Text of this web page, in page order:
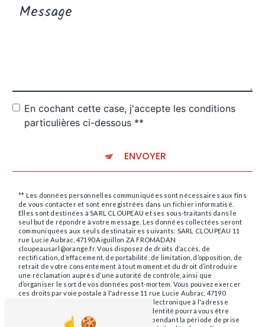
En cochant cette case, j'accepte les conditions
particulières ci-dessous **
ENVOYER
** Les données personnelles communiquées sont nécessaires aux fins
de vous contacter et sont enregistrées dans un fichier informatisé.
Elles sont destinées à SARL CLOUPEAU et ses sous-traitants dans le
seul but de répondre à votre message. Les données collectées seront
communiquées aux seuls destinataires suivants: SARL CLOUPEAU 11
rue Lucie Aubrac, 47190 Aiguillon ZA FROMADAN
cloupeausarl@orange.fr. Vous disposez de droits d’accès, de
rectification, d’effacement, de portabilité, de limitation, d’opposition, de
retrait de votre consentement à tout moment et du droit d’introduire
une réclamation auprès d’une autorité de contrôle, ainsi que
d’organiser le sort de vos données post-mortem. Vous pouvez exercer
ces droits par voie postale à l'adresse 11 rue Lucie Aubrac, 47190
Aiguillon ZA FROMADAN ou par courrier électronique à l'adresse
cloupeausarl@orange.fr. Un justificatif d'identité pourra vous être
demandé. Nous conservons vos données pendant la période de prise